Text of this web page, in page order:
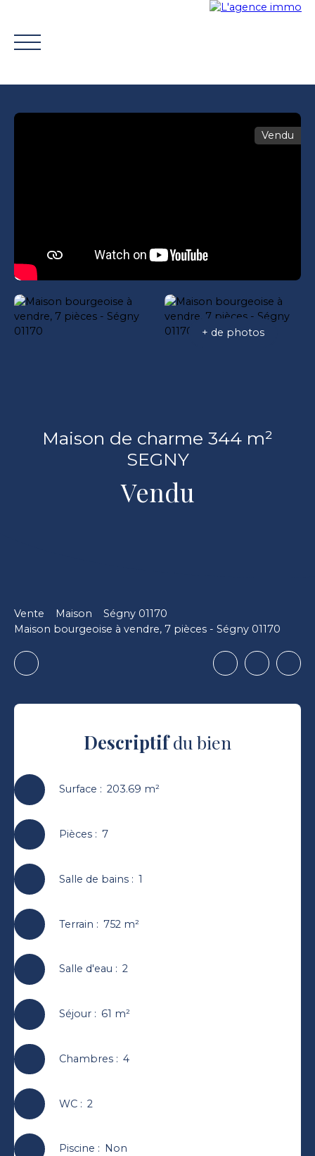
Vendu
+ de photos
Maison de charme 344 m²
SEGNY
Vendu
Vente Maison
Ségny 01170
Maison bourgeoise à vendre, 7 pièces - Ségny 01170
Descriptifdu bien
Surface : 203.69 m²
Pièces: 7
Salle de bains: 1
Terrain : 752 m²
Salle d'eau : 2
Séjour: 61 m²
Chambres: 4
WC: 2
Piscine : Non